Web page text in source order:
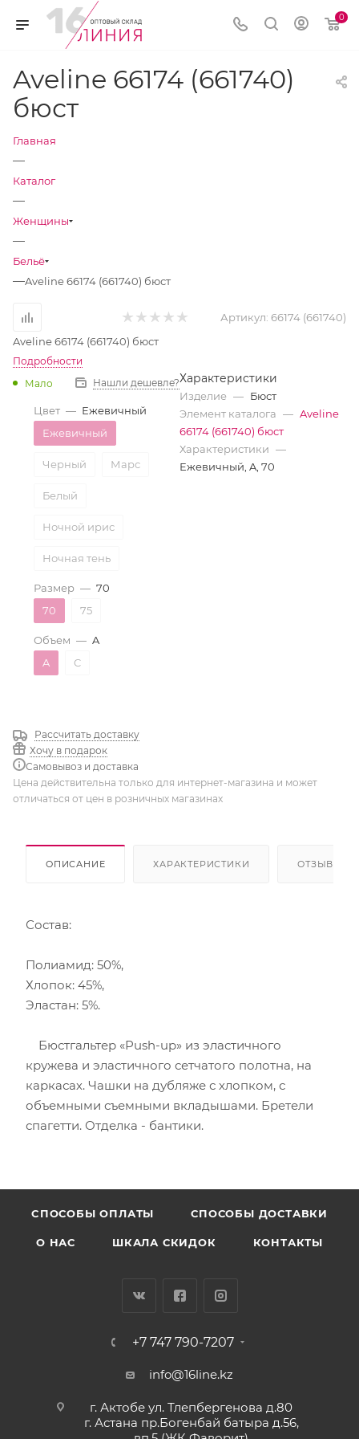
0
Aveline 66174 (661740)
бюст
Главная
—
Каталог
—
Женщины
—
Бельё
—Aveline 66174 (661740) бюст
Артикул: 66174 (661740)
Aveline 66174 (661740) бюст
Подробности
Мало
Нашли дешевле?
Цвет — Ежевичный
Ежевичный
Черный Марс
Белый
Ночной ирис
Ночная тень
Размер — 70
70
75
Объем — A
A
C
Рассчитать доставку
Хочу в подарок
Самовывоз и доставка
Характеристики
Изделие — Бюст
Элемент каталога — Aveline
66174 (661740) бюст
Характеристики —
Ежевичный, A, 70
Цена действительна только для интернет-магазина и может
отличаться от цен в розничных магазинах
ОПИСАНИЕ ХАРАКТЕРИСТИКИ ОТЗЫВЫ
Состав:
Полиамид: 50%,
Хлопок: 45%,
Эластан: 5%.
Бюстгальтер «Push-up» из эластичного
кружева и эластичного сетчатого полотна, на
каркасах. Чашки на дубляже с хлопком, с
объемными съемными вкладышами. Бретели
спагетти. Отделка - бантики.
CПОСОБЫ ОПЛАТЫ СПОСОБЫ ДОСТАВКИ
О НАС ШКАЛА СКИДОК КОНТАКТЫ
+7 747 790-7207
info@16line.kz
г. Актобе ул. Тлепбергенова д.80
г. Астана пр.Богенбай батыра д.56,